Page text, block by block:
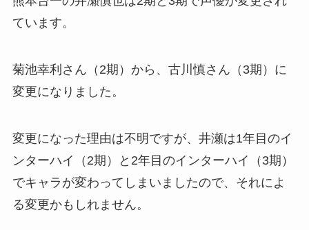
ています。
菊池幸利さん（2期）から、古川慎さん（3期）に
変更になりました。
変更になった理由は不明ですが、井瀬は1年目のイ
ンターハイ（2期）と2年目のインターハイ（3期）
でキャラが変わってしまいましたので、それによ
る変更かもしれません。